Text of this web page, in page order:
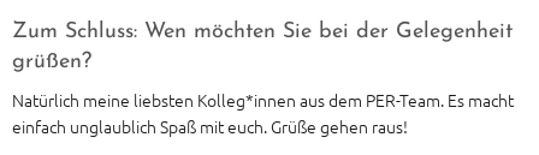
Zum Schluss: Wen möchten Sie bei der Gelegenheit
grüßen?
Natürlich meine liebsten Kolleg*innen aus dem PER-Team. Es macht
einfach unglaublich Spaß mit euch. Grüße gehen raus!